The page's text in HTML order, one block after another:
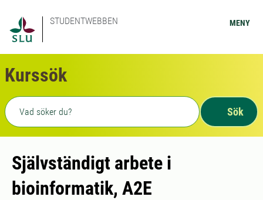
STUDENTWEBBEN MENY
Kurssök
Fritext sökning
Sök
Självständigt arbete i
bioinformatik, A2E